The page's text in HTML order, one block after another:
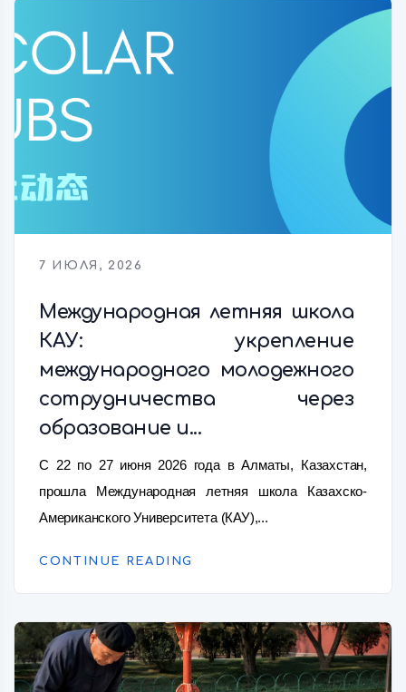
7 ИЮЛЯ, 2026
Международная летняя школа
КАУ: укрепление
международного молодежного
сотрудничества через
образование и...
С 22 по 27 июня 2026 года в Алматы, Казахстан,
прошла Международная летняя школа Казахско-
Американского Университета (КАУ),...
CONTINUE READING